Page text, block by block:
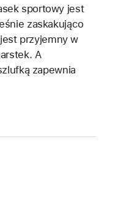
sportowy jest
zaskakująco
przyjemny w
A
zapewnia